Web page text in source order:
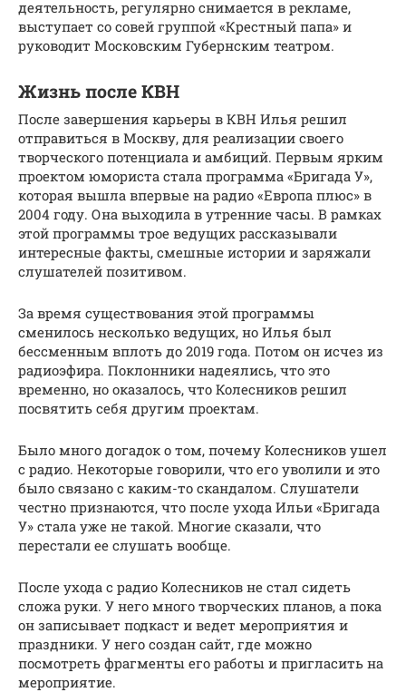
деятельность, регулярно снимается в рекламе,
выступает со совей группой «Крестный папа» и
руководит Московским Губернским театром.
Жизнь после КВН
После завершения карьеры в КВН Илья решил
отправиться в Москву, для реализации своего
творческого потенциала и амбиций. Первым ярким
проектом юмориста стала программа «Бригада У»,
которая вышла впервые на радио «Европа плюс» в
2004 году. Она выходила в утренние часы. В рамках
этой программы трое ведущих рассказывали
интересные факты, смешные истории и заряжали
слушателей позитивом.
За время существования этой программы
сменилось несколько ведущих, но Илья был
бессменным вплоть до 2019 года. Потом он исчез из
радиоэфира. Поклонники надеялись, что это
временно, но оказалось, что Колесников решил
посвятить себя другим проектам.
Было много догадок о том, почему Колесников ушел
с радио. Некоторые говорили, что его уволили и это
было связано с каким-то скандалом. Слушатели
честно признаются, что после ухода Ильи «Бригада
У» стала уже не такой. Многие сказали, что
перестали ее слушать вообще.
После ухода с радио Колесников не стал сидеть
сложа руки. У него много творческих планов, а пока
он записывает подкаст и ведет мероприятия и
праздники. У него создан сайт, где можно
посмотреть фрагменты его работы и пригласить на
мероприятие.